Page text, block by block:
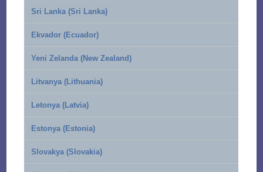
Sri Lanka (Sri Lanka)
Ekvador (Ecuador)
Yeni Zelanda (New Zealand)
Litvanya (Lithuania)
Letonya (Latvia)
Estonya (Estonia)
Slovakya (Slovakia)